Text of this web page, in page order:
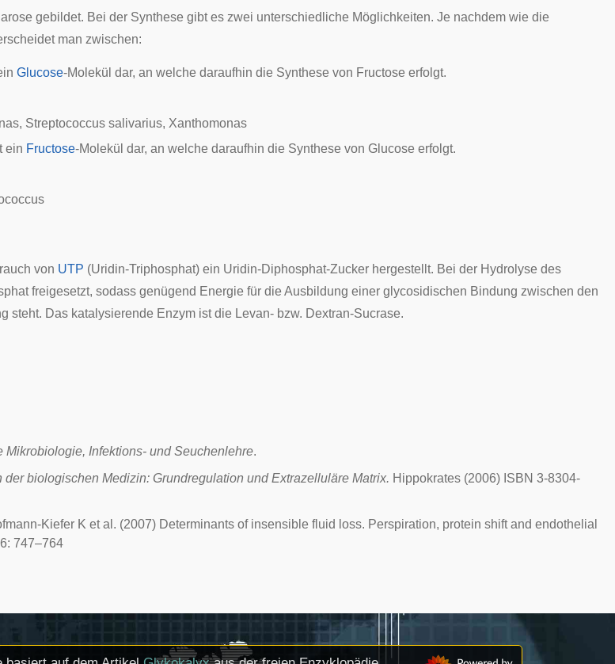
gebildet. Bei der Synthese gibt es zwei unterschiedliche Möglichkeiten. Je nachdem wie die
man zwischen:
Glucose-Molekül dar, an welche daraufhin die Synthese von Fructose erfolgt.
, Streptococcus salivarius, Xanthomonas
ein Fructose-Molekül dar, an welche daraufhin die Synthese von Glucose erfolgt.
von UTP (Uridin-Triphosphat) ein Uridin-Diphosphat-Zucker hergestellt. Bei der Hydrolyse des
freigesetzt, sodass genügend Energie für die Ausbildung einer glycosidischen Bindung zwischen den
steht. Das katalysierende Enzym ist die Levan- bzw. Dextran-Sucrase.
Mikrobiologie, Infektions- und Seuchenlehre.
der biologischen Medizin: Grundregulation und Extrazelluläre Matrix. Hippokrates (2006) ISBN 3-8304-
Kiefer K et al. (2007) Determinants of insensible fluid loss. Perspiration, protein shift and endothelial
747–764